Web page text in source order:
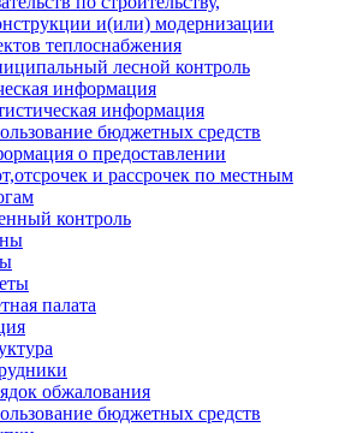
и(или) модернизации
теплоснабжения
лесной контроль
информация
информация
бюджетных средств
о предоставлении
и рассрочек по местным
контроль
палата
обжалования
бюджетных средств